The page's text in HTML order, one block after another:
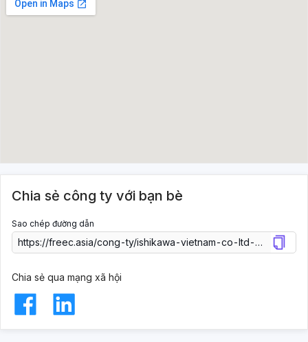
Chia sẻ công ty với bạn bè
Sao chép đường dẫn
Chia sẻ qua mạng xã hội